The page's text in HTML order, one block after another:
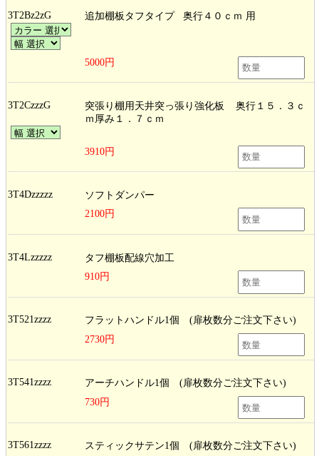
3T2Bz2zG 追加棚板タフタイプ 奥行４０ｃｍ 用
5000円
3T2CzzzG
突張り棚用天井突っ張り強化板 奥行１５．３ｃ
ｍ厚み１．７ｃｍ
3910円
3T4Dzzzzz
ソフトダンパー
2100円
3T4Lzzzzz
タフ棚板配線穴加工
910円
3T521zzzz フラットハンドル1個
(扉枚数分ご注文下さい)
2730円
3T541zzzz アーチハンドル1個
(扉枚数分ご注文下さい)
730円
3T561zzzz スティックサテン1個
(扉枚数分ご注文下さい)